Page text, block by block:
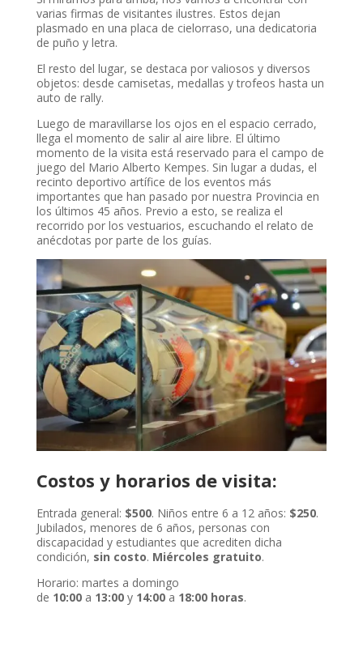
varias firmas de visitantes ilustres. Estos dejan
plasmado en una placa de cielorraso, una dedicatoria
de puño y letra.
El resto del lugar, se destaca por valiosos y diversos
objetos: desde camisetas, medallas y trofeos hasta un
auto de rally.
Luego de maravillarse los ojos en el espacio cerrado,
llega el momento de salir al aire libre. El último
momento de la visita está reservado para el campo de
juego del Mario Alberto Kempes. Sin lugar a dudas, el
recinto deportivo artífice de los eventos más
importantes que han pasado por nuestra Provincia en
los últimos 45 años. Previo a esto, se realiza el
recorrido por los vestuarios, escuchando el relato de
anécdotas por parte de los guías.
Costos y horarios de visita:
Entrada general: $500. Niños entre 6 a 12 años: $250.
Jubilados, menores de 6 años, personas con
discapacidad y estudiantes que acrediten dicha
condición, sin costo. Miércoles gratuito.
Horario: martes a domingo
de 10:00 a 13:00y 14:00a 18:00 horas.